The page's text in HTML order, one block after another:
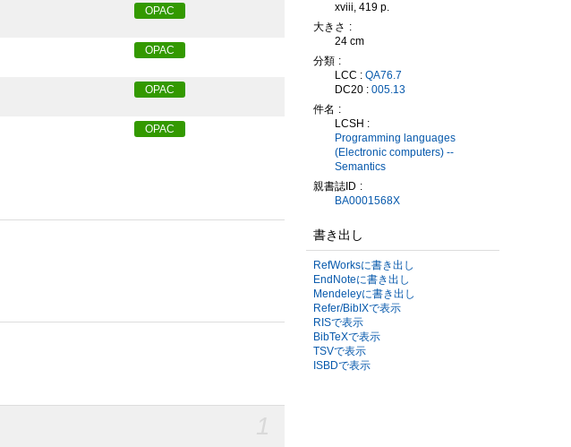
OPAC
OPAC
OPAC
OPAC
xviii, 419 p.
大きさ
24 cm
分類
LCC : QA76.7
DC20 : 005.13
件名
LCSH :
Programming languages
(Electronic computers) --
Semantics
親書誌ID
BA0001568X
書き出し
RefWorksに書き出し
EndNoteに書き出し
Mendeleyに書き出し
Refer/BibIXで表示
RISで表示
BibTeXで表示
TSVで表示
ISBDで表示